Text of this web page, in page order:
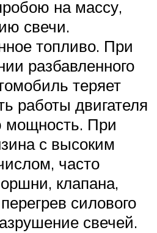
на массу,
свечи.
топливо. При
разбавленного
теряет
работы двигателя
мощность. При
с высоким
часто
клапана,
силового
свечей.